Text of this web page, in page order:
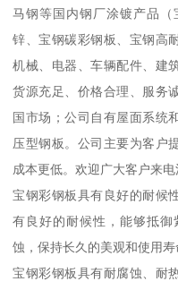
马钢等国内钢厂涂镀产品
锌、宝钢碳彩钢板、宝钢高
机械、电器、车辆配件、建
货源充足、价格合理、服务
国市场；公司自有屋面系统
压型钢板。公司主要为客户
成本更低。欢迎广大客户来电
宝钢彩钢板具有良好的耐候
有良好的耐候性，能够抵
蚀，保持长久的美观和使用寿
宝钢彩钢板具有耐腐蚀、耐